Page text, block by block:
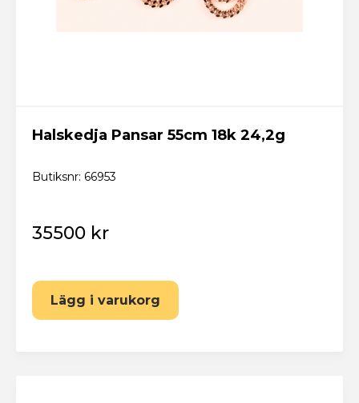
Halskedja Pansar 55cm 18k 24,2g
Butiksnr: 66953
35500 kr
Lägg i varukorg